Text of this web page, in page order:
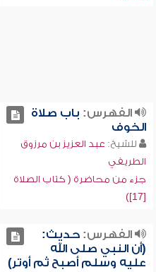
الفهرس: باب صلاة
الخوف
للشيخ: عبد العزيز بن مرزوق
الطريفي
جزء من محاضرة ( كتاب الصلاة
[17])
الفهرس:حديث:
(أن النبي صلى الله
عليه وسلم أصبح ثم أوتر)